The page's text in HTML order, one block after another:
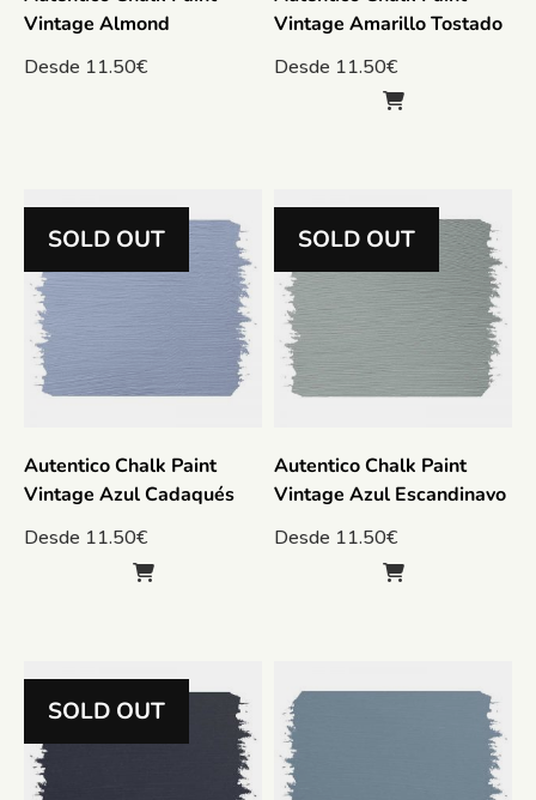
Vintage Almond
Desde 11.50€
Vintage Amarillo Tostado
Desde 11.50€
SOLD OUT
Autentico Chalk Paint
Vintage Azul Cadaqués
Desde 11.50€
SOLD OUT
Autentico Chalk Paint
Vintage Azul Escandinavo
Desde 11.50€
SOLD OUT